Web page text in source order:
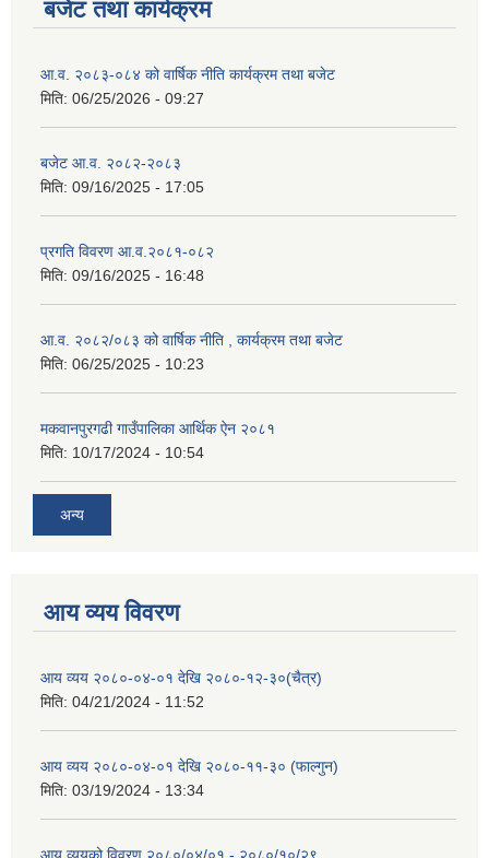
बजेट तथा कार्यक्रम
आ.व. २०८३-०८४ को वार्षिक नीति कार्यक्रम तथा बजेट
मिति: 06/25/2026 - 09:27
बजेट आ.व. २०८२-२०८३
मिति: 09/16/2025 - 17:05
प्रगति विवरण आ.व.२०८१-०८२
मिति: 09/16/2025 - 16:48
आ.व. २०८२/०८३ को वार्षिक नीति , कार्यक्रम तथा बजेट
मिति: 06/25/2025 - 10:23
मकवानपुरगढी गाउँपालिका आर्थिक ‌‌‌ऐन २०८१
मिति: 10/17/2024 - 10:54
अन्य
आय व्यय विवरण
आय व्यय २०८०-०४-०१ देखि २०८०-१२-३०(चैत्र)
मिति: 04/21/2024 - 11:52
आय व्यय २०८०-०४-०१ देखि २०८०-११-३० (फाल्गुन)
मिति: 03/19/2024 - 13:34
आय व्ययको विवरण २०८०/०४/०१ - २०८०/१०/२९